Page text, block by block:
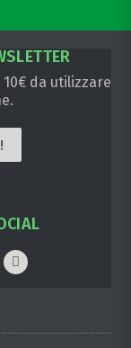
da utilizzare